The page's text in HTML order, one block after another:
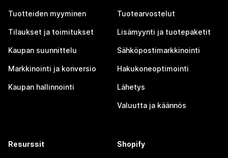
Tuotteiden myyminen
Tilaukset ja toimitukset
Kaupan suunnittelu
Markkinointi ja konversio
Kaupan hallinnointi
Tuotearvostelut
Lisämyynti ja tuotepaketit
Sähköpostimarkkinointi
Hakukoneoptimointi
Lähetys
Valuutta ja käännös
Resurssit Shopify